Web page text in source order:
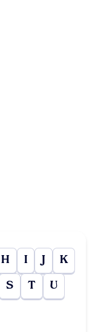
H I J K
S T U